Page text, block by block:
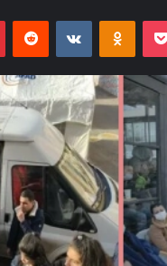
PinterestReddit VKontakte